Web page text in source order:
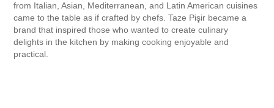
from Italian, Asian, Mediterranean, and Latin American cuisines
came to the table as if crafted by chefs. Taze Pişir became a
brand that inspired those who wanted to create culinary
delights in the kitchen by making cooking enjoyable and
practical.​​​​​​​